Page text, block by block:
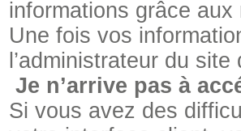
informations grâce
Une fois vos
l’administrateur du
Je n’arrive pas à
Si vous avez des